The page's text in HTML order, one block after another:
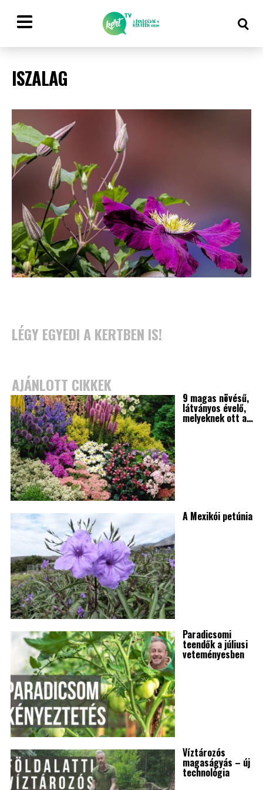
ISZALAG
LÉGY EGYEDI A KERTBEN IS!
AJÁNLOTT CIKKEK
9 magas növésű,
látványos évelő,
melyeknek ott a…
A Mexikói petúnia
Paradicsomi
teendők a júliusi
veteményesben
Víztározós
magaságyás – új
technológia